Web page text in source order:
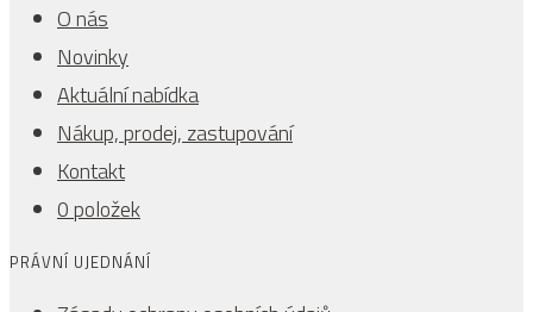
O nás
Novinky
Aktuální nabídka
Nákup, prodej, zastupování
Kontakt
0 položek
PRÁVNÍ UJEDNÁNÍ